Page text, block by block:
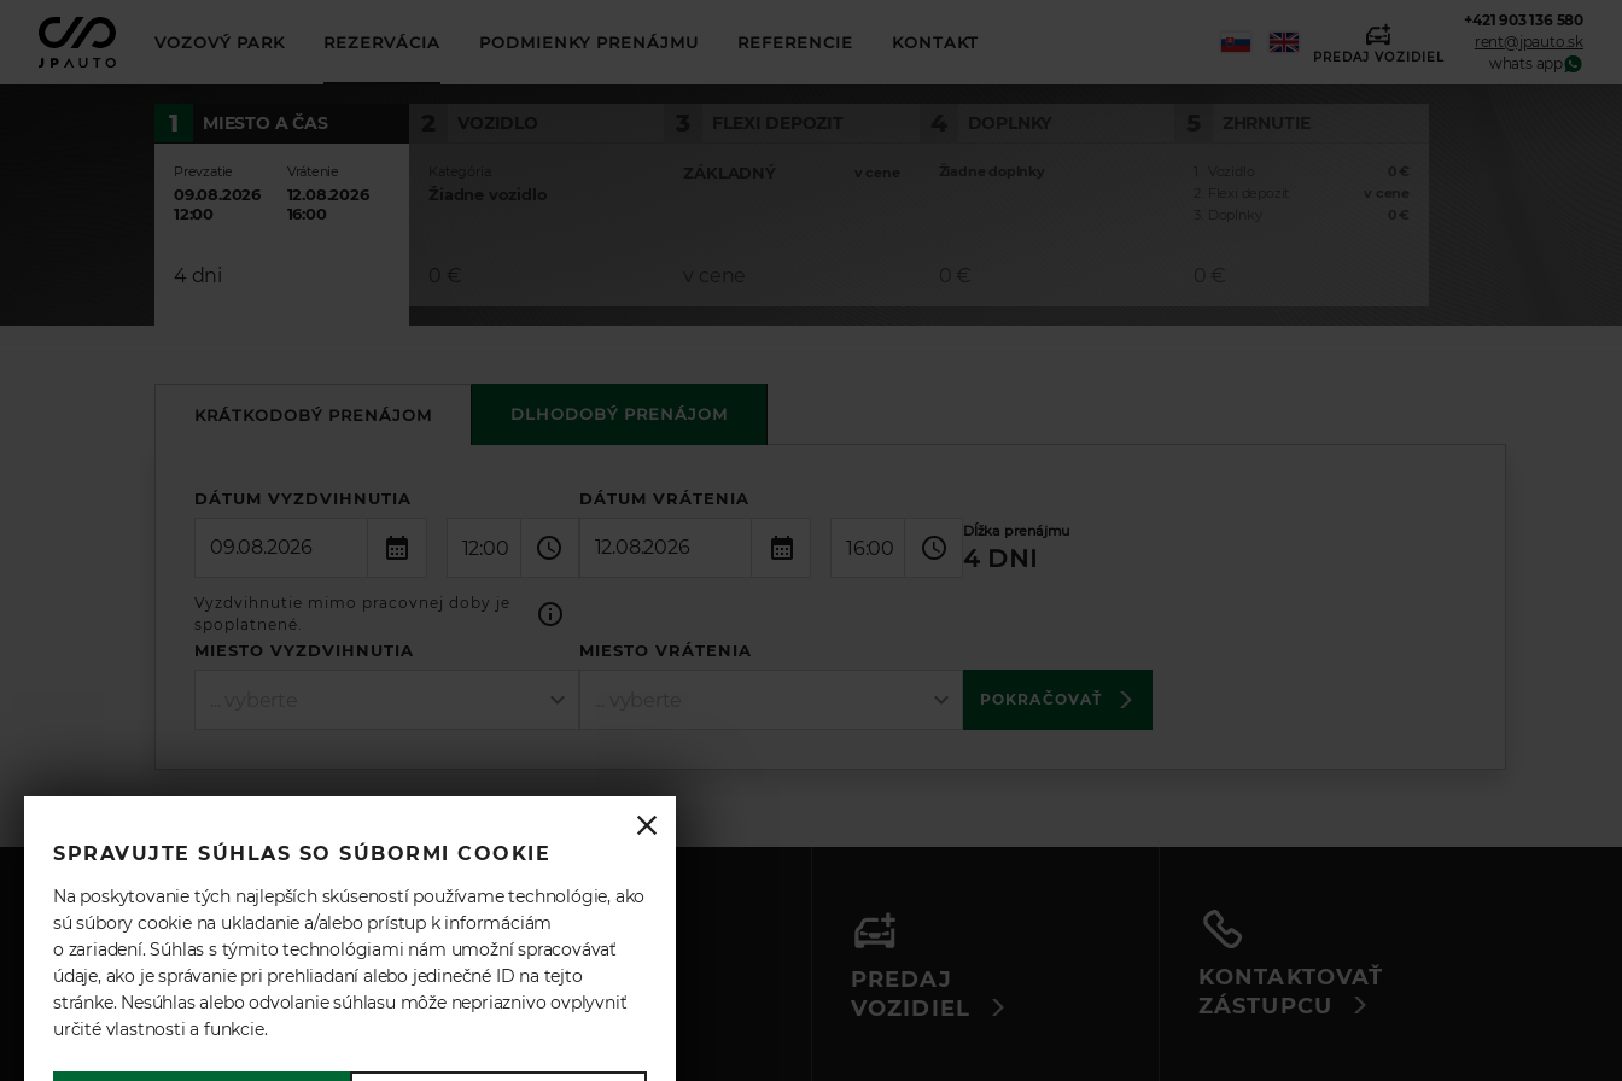
SPRAVUJTE SÚHLAS SO SÚBORMI COOKIE
Na poskytovanie tých najlepších skúseností používame technológie, ako
sú súbory cookie na ukladanie a/alebo prístup k informáciám
o zariadení. Súhlas s týmito technológiami nám umožní spracovávať
údaje, ako je správanie pri prehliadaní alebo jedinečné ID na tejto
stránke. Nesúhlas alebo odvolanie súhlasu môže nepriaznivo ovplyvniť
určité vlastnosti a funkcie.
VOZOVÝ PARK REZERVÁCIA PODMIENKY PRENÁJMU REFERENCIE KONTAKT
PREDAJ VOZIDIEL
+421 903 136 580
rent@jpauto.sk
whats app
1 MIESTO A ČAS
Prevzatie
09.08.2026
12:00
Vrátenie
12.08.2026
16:00
4 dni
Žiadne vozidlo
ZÁKLADNÝ v cene
v cene
Žiadne doplnky
ZHRNUTIE
0 €
v cene
0 €
KRÁTKODOBÝ PRENÁJOM DLHODOBÝ PRENÁJOM
DÁTUM VYZDVIHNUTIA
12:00
Vyzdvihnutie mimo pracovnej doby je
spoplatnené.
DÁTUM VRÁTENIA
16:00
MIESTO VYZDVIHNUTIA MIESTO VRÁTENIA
POKRAČOVAŤ
Dĺžka prenájmu
4 DNI
REZERVÁCIA
VOZIDLA
VOZOVÝ
PARK
PREDAJ
VOZIDIEL
KONTAKTOVAŤ
ZÁSTUPCU